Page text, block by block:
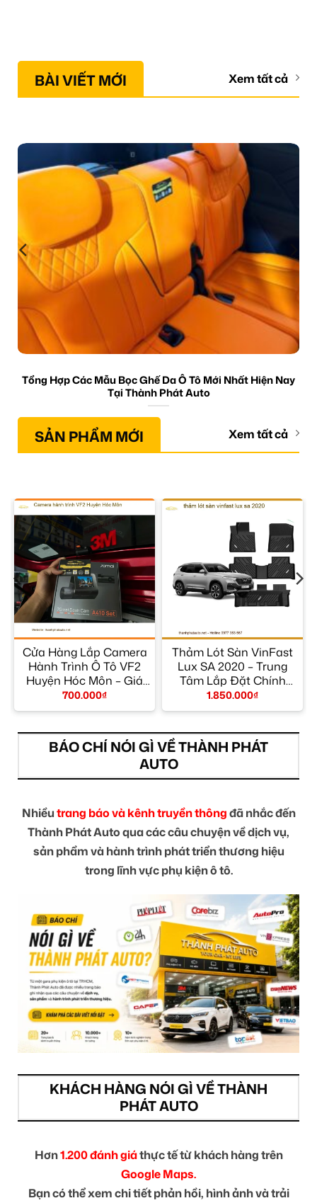
BÀI VIẾT MỚI Xem tất cả
Tổng Hợp Các Mẫu Bọc Ghế Da Ô Tô Mới Nhất Hiện Nay
Tại Thành Phát Auto
SẢN PHẨM MỚI Xem tất cả
Cửa Hàng Lắp Camera
Hành Trình Ô Tô VF2
Huyện Hóc Môn – Giá
Tốt TPHCM
700.000₫
Thảm Lót Sàn VinFast
Lux SA 2020 – Trung
Tâm Lắp Đặt Chính
Hãng TPHCM
1.850.000₫
BÁO CHÍ NÓI GÌ VỀ THÀNH PHÁT
AUTO
Nhiềutrang báo và kênh truyền thôngđã nhắc đến
Thành Phát Auto qua các câu chuyện về dịch vụ,
sản phẩm và hành trình phát triển thương hiệu
trong lĩnh vực phụ kiện ô tô.
KHÁCH HÀNG NÓI GÌ VỀ THÀNH
PHÁT AUTO
Hơn1.200 đánh giáthực tế từ khách hàng trên
Google Maps.
Bạn có thể xem chi tiết phản hồi, hình ảnh và trải